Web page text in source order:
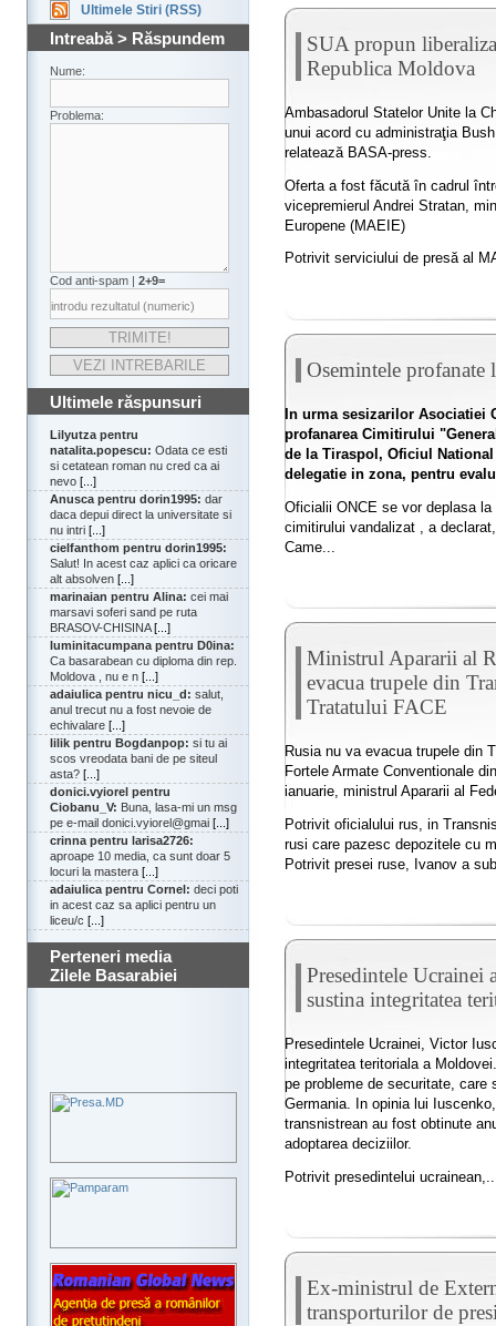
Ultimele Stiri (RSS)
Intreabă > Răspundem
Nume:
Problema:
Cod anti-spam | 2+9=
Ultimele răspunsuri
Lilyutza pentru
natalita.popescu: Odata ce esti
si cetatean roman nu cred ca ai
nevo [...]
Anusca pentru dorin1995: dar
daca depui direct la universitate si
nu intri [...]
cielfanthom pentru dorin1995:
Salut! In acest caz aplici ca oricare
alt absolven [...]
marinaian pentru Alina: cei mai
marsavi soferi sand pe ruta
BRASOV-CHISINA[...]
luminitacumpana pentru D0ina:
Ca basarabean cu diploma din rep.
Moldova , nu e n [...]
adaiulica pentru nicu_d: salut,
anul trecut nu a fost nevoie de
echivalare [...]
lilik pentru Bogdanpop: si tu ai
scos vreodata bani de pe siteul
asta? [...]
donici.vyiorel pentru
Ciobanu_V: Buna, lasa-mi un msg
pe e-mail donici.vyiorel@gmai [...]
crinna pentru larisa2726:
aproape 10 media, ca sunt doar 5
locuri la mastera [...]
adaiulica pentru Cornel: deci poti
in acest caz sa aplici pentru un
liceu/c [...]
Perteneri media
Zilele Basarabiei
SUA propun
Republica Moldova
Ambasadorul Statelor Unite la
unui acord cu administraţia
relatează BASA-press.
Oferta a fost făcută în cadrul
vicepremierul Andrei Stratan,
Europene (MAEIE)
Potrivit serviciului de presă al
Osemintele profanate
In urma sesizarilor Asociatiei
profanarea Cimitirului
de la Tiraspol, Oficiul
delegatie in zona, pentru
Oficialii ONCE se vor deplasa
cimitirului vandalizat , a
Came...
Ministrul Apararii al
evacua trupele din
Tratatului FACE
Rusia nu va evacua trupele din
Fortele Armate Conventionale
ianuarie, ministrul Apararii al
Potrivit oficialului rus, in
rusi care pazesc depozitele cu
Potrivit presei ruse, Ivanov a
Presedintele Ucrainei
sustina integritatea
Presedintele Ucrainei, Victor
integritatea teritoriala a
pe probleme de securitate, care
Germania. In opinia lui
transnistrean au fost obtinute
adoptarea deciziilor.
Potrivit presedintelui
Ex-ministrul de
transporturilor de